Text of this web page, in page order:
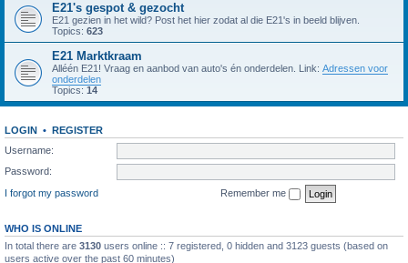
E21's gespot & gezocht
E21 gezien in het wild? Post het hier zodat al die E21's in beeld blijven.
Topics: 623
E21 Marktkraam
Alléén E21! Vraag en aanbod van auto's én onderdelen. Link: Adressen voor
onderdelen
Topics: 14
LOGIN • REGISTER
Username:
Password:
I forgot my password
Remember me
WHO IS ONLINE
In total there are 3130 users online :: 7 registered, 0 hidden and 3123 guests (based on
users active over the past 60 minutes)